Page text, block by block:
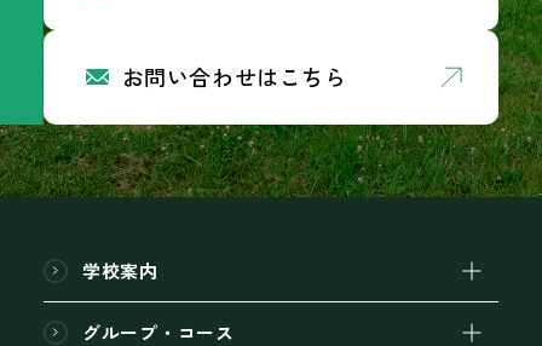
お問い合わせはこちら
学校案内
グループ・コース